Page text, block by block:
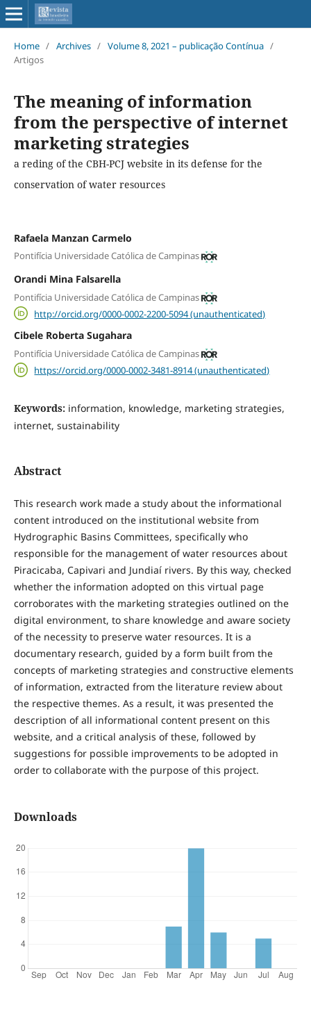
Home / Archives / Volume 8, 2021 – publicação Contínua /
Artigos
The meaning of information
from the perspective of internet
marketing strategies
a reding of the CBH-PCJ website in its defense for the
conservation of water resources
Rafaela Manzan Carmelo
Pontifícia Universidade Católica de Campinas
Orandi Mina Falsarella
Pontifícia Universidade Católica de Campinas
http://orcid.org/0000-0002-2200-5094 (unauthenticated)
Cibele Roberta Sugahara
Pontifícia Universidade Católica de Campinas
https://orcid.org/0000-0002-3481-8914 (unauthenticated)
Keywords: information, knowledge, marketing strategies,
internet, sustainability
Abstract
This research work made a study about the informational
content introduced on the institutional website from
Hydrographic Basins Committees, specifically who
responsible for the management of water resources about
Piracicaba, Capivari and Jundiaí rivers. By this way, checked
whether the information adopted on this virtual page
corroborates with the marketing strategies outlined on the
digital environment, to share knowledge and aware society
of the necessity to preserve water resources. It is a
documentary research, guided by a form built from the
concepts of marketing strategies and constructive elements
of information, extracted from the literature review about
the respective themes. As a result, it was presented the
description of all informational content present on this
website, and a critical analysis of these, followed by
suggestions for possible improvements to be adopted in
order to collaborate with the purpose of this project.
Downloads